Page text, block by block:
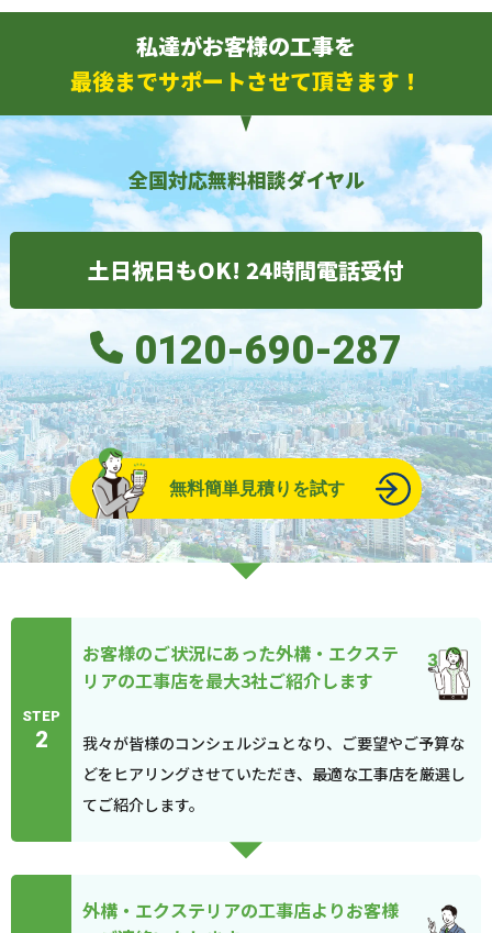
私達がお客様の工事を
最後までサポートさせて頂きます！
全国対応無料相談ダイヤル
土日祝日もOK! 24時間電話受付
0120-690-287
無料簡単見積りを試す
STEP
2
お客様のご状況にあった外構・エクステ
リアの工事店を最大3社ご紹介します
我々が皆様のコンシェルジュとなり、ご要望やご予算な
どをヒアリングさせていただき、最適な工事店を厳選し
てご紹介します。
外構・エクステリアの工事店よりお客様